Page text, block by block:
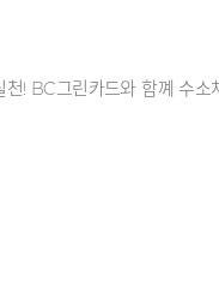
! BC그린카드와 함꼐 수